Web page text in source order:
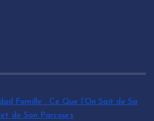
Famille : Ce Que l’On Sait de Sa
de Son Parcours